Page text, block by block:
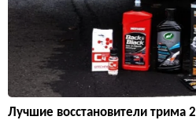
Лучшие восстановители трима